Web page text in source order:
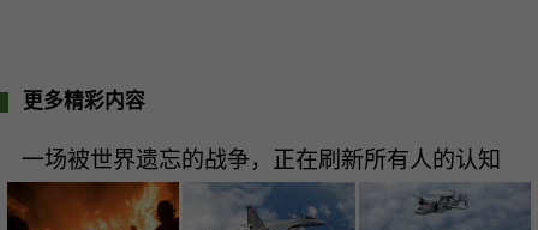
更多精彩内容
一场被世界遗忘的战争，正在刷新所有人的认知